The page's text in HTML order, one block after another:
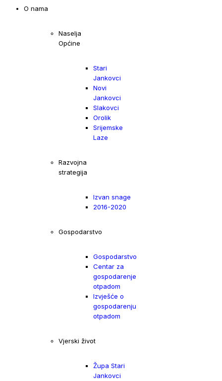
O nama
Naselja
Općine
Stari
Jankovci
Novi
Jankovci
Slakovci
Orolik
Srijemske
Laze
Razvojna
strategija
Izvan snage
2016-2020
Gospodarstvo
Gospodarstvo
Centar za
gospodarenje
otpadom
Izvješće o
gospodarenju
otpadom
Vjerski život
Župa Stari
Jankovci